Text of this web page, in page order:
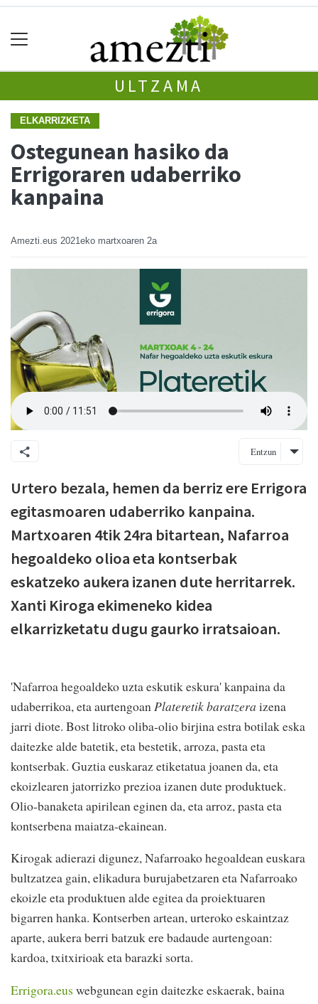
ULTZAMA
ELKARRIZKETA
Ostegunean hasiko da
Errigoraren udaberriko
kanpaina
Amezti.eus 2021eko martxoaren 2a
Entzun
Urtero bezala, hemen da berriz ere Errigora
egitasmoaren udaberriko kanpaina.
Martxoaren 4tik 24ra bitartean, Nafarroa
hegoaldeko olioa eta kontserbak
eskatzeko aukera izanen dute herritarrek.
Xanti Kiroga ekimeneko kidea
elkarrizketatu dugu gaurko irratsaioan.
'Nafarroa hegoaldeko uzta eskutik eskura' kanpaina da
udaberrikoa, eta aurtengoan Plateretik baratzera izena
jarri diote. Bost litroko oliba-olio birjina estra botilak eska
daitezke alde batetik, eta bestetik, arroza, pasta eta
kontserbak. Guztia euskaraz etiketatua joanen da, eta
ekoizlearen jatorrizko prezioa izanen dute produktuek.
Olio-banaketa apirilean eginen da, eta arroz, pasta eta
kontserbena maiatza-ekainean.
Kirogak adierazi digunez, Nafarroako hegoaldean euskara
bultzatzea gain, elikadura burujabetzaren eta Nafarroako
ekoizle eta produktuen alde egitea da proiektuaren
bigarren hanka. Kontserben artean, urteroko eskaintzaz
aparte, aukera berri batzuk ere badaude aurtengoan:
kardoa, txitxirioak eta barazki sorta.
Errigora.eus webgunean egin daitezke eskaerak, baina